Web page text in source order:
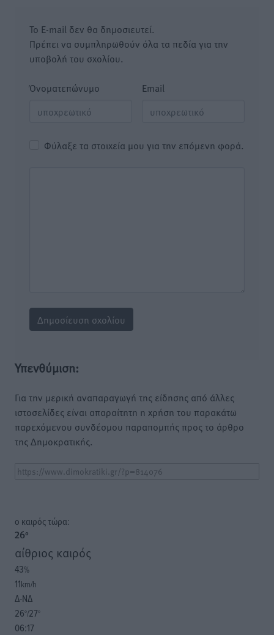
Το E-mail δεν θα δημοσιευτεί.
Πρέπει να συμπληρωθούν όλα τα πεδία για την
υποβολή του σχολίου.
Όνοματεπώνυμο Email
Φύλαξε τα στοιχεία μου για την επόμενη φορά.
Υπενθύμιση:
Για την μερική αναπαραγωγή της είδησης από άλλες
ιστοσελίδες είναι απαραίτητη η χρήση του παρακάτω
παρεχόμενου συνδέσμου παραπομπής προς το άρθρο
της Δημοκρατικής.
o καιρός τώρα:
26°
αίθριος καιρός
43%
11km/h
Δ-ΝΔ
26°/27°
06:17